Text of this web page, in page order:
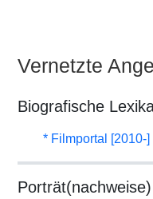
Vernetzte
Biografische
* Filmportal [2010-]
Porträt(nachweise)